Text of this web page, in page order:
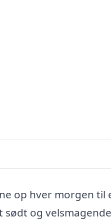
op hver morgen til
og